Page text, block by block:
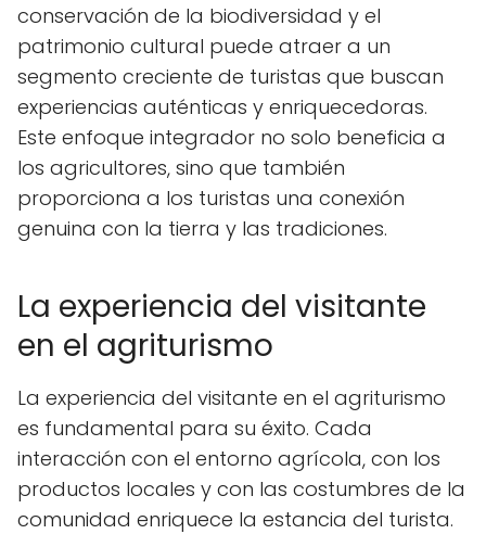
conservación de la biodiversidad y el
patrimonio cultural puede atraer a un
segmento creciente de turistas que buscan
experiencias auténticas y enriquecedoras.
Este enfoque integrador no solo beneficia a
los agricultores, sino que también
proporciona a los turistas una conexión
genuina con la tierra y las tradiciones.
La experiencia del visitante
en el agriturismo
La experiencia del visitante en el agriturismo
es fundamental para su éxito. Cada
interacción con el entorno agrícola, con los
productos locales y con las costumbres de la
comunidad enriquece la estancia del turista.